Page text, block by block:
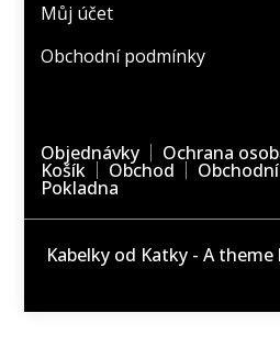
Můj účet
Obchodní podmínky
Objednávky Ochrana
Košík Obchod
Pokladna
Kabelky od Katky - A